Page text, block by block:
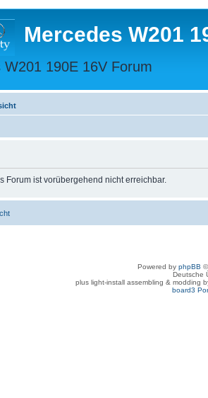
Mercedes W201
W201 190E 16V Forum
Forum ist vorübergehend nicht erreichbar.
Powered by phpBB
Deutsche
plus light-install assembling & modding
board3